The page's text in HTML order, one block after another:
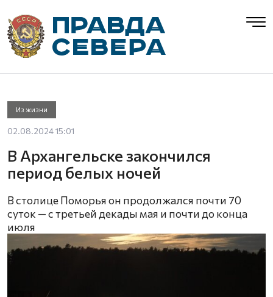
Из жизни
02.08.2024 15:01
В Архангельске закончился
период белых ночей
В столице Поморья он продолжался почти 70
суток — с третьей декады мая и почти до конца
июля